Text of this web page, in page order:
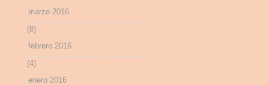
marzo 2016
(8)
febrero 2016
(4)
enero 2016